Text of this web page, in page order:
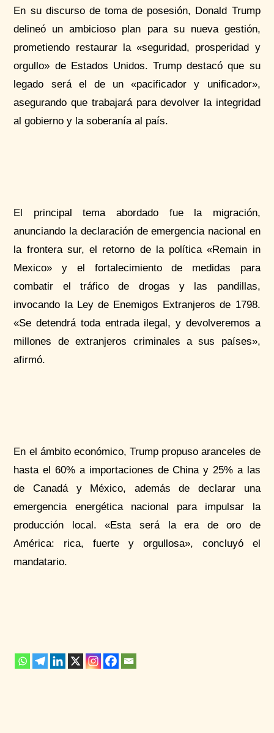
En su discurso de toma de posesión, Donald Trump
delineó un ambicioso plan para su nueva gestión,
prometiendo restaurar la «seguridad, prosperidad y
orgullo» de Estados Unidos. Trump destacó que su
legado será el de un «pacificador y unificador»,
asegurando que trabajará para devolver la integridad
al gobierno y la soberanía al país.
El principal tema abordado fue la migración,
anunciando la declaración de emergencia nacional en
la frontera sur, el retorno de la política «Remain in
Mexico» y el fortalecimiento de medidas para
combatir el tráfico de drogas y las pandillas,
invocando la Ley de Enemigos Extranjeros de 1798.
«Se detendrá toda entrada ilegal, y devolveremos a
millones de extranjeros criminales a sus países»,
afirmó.
En el ámbito económico, Trump propuso aranceles de
hasta el 60% a importaciones de China y 25% a las
de Canadá y México, además de declarar una
emergencia energética nacional para impulsar la
producción local. «Esta será la era de oro de
América: rica, fuerte y orgullosa», concluyó el
mandatario.